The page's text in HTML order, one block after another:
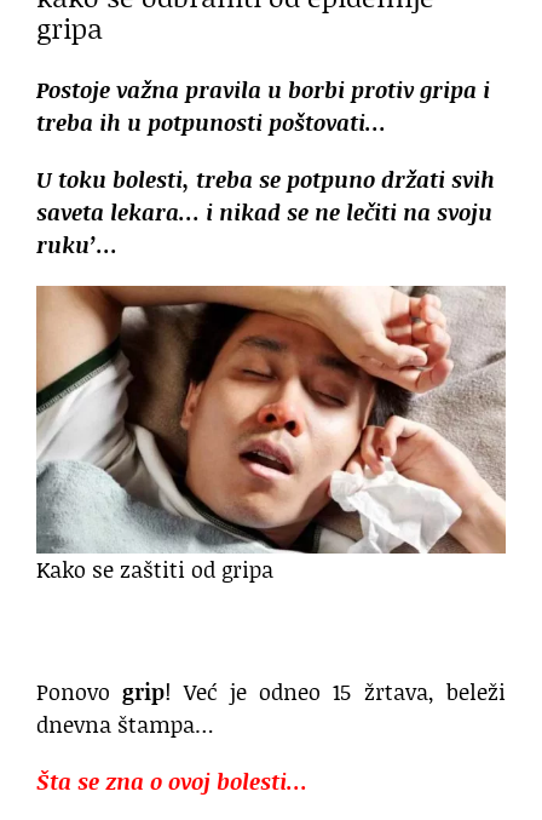
gripa
Postoje važna pravila u borbi protiv gripa i
treba ih u potpunosti poštovati…
U toku bolesti, treba se potpuno držati svih
saveta lekara… i nikad se ne lečiti na svoju
ruku’…
Kako se zaštiti od gripa
Ponovogrip! Već je odneo 15 žrtava, beleži
dnevna štampa…
Šta se zna o ovoj bolesti…